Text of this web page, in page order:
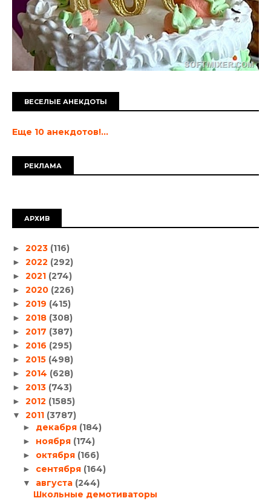
ВЕСЕЛЫЕ АНЕКДОТЫ
Еще 10 анекдотов!...
РЕКЛАМА
АРХИВ
► 2023 (116)
► 2022 (292)
► 2021 (274)
► 2020 (226)
► 2019 (415)
► 2018 (308)
► 2017 (387)
► 2016 (295)
► 2015 (498)
► 2014 (628)
► 2013 (743)
► 2012 (1585)
▼ 2011 (3787)
► декабря (184)
► ноября (174)
► октября (166)
► сентября (164)
▼ августа (244)
Школьные демотиваторы